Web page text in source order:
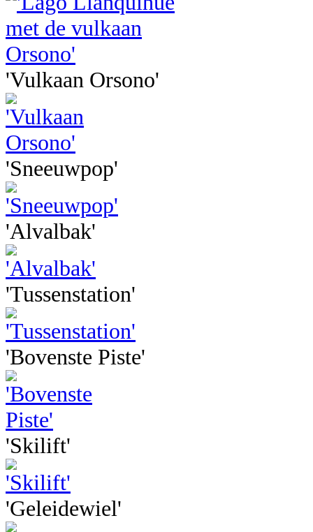
'Vulkaan Orsono'
'Sneeuwpop'
'Alvalbak'
'Tussenstation'
'Bovenste Piste'
'Skilift'
'Geleidewiel'